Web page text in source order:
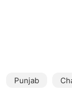
Punjab